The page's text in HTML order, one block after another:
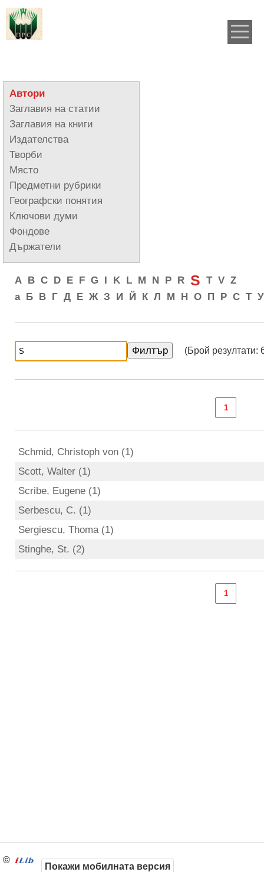
Автори
Заглавия на статии
Заглавия на книги
Издателства
Творби
Място
Предметни рубрики
Географски понятия
Ключови думи
Фондове
Държатели
A B C D E F G I K L M N P R S T V Z
а Б В Г Д Е Ж З И Й К Л М Н О П Р С Т У
(Брой резултати:
Schmid, Christoph von (1)
Scott, Walter (1)
Scribe, Eugene (1)
Serbescu, C. (1)
Sergiescu, Thoma (1)
Stinghe, St. (2)
©
Покажи мобилната версия